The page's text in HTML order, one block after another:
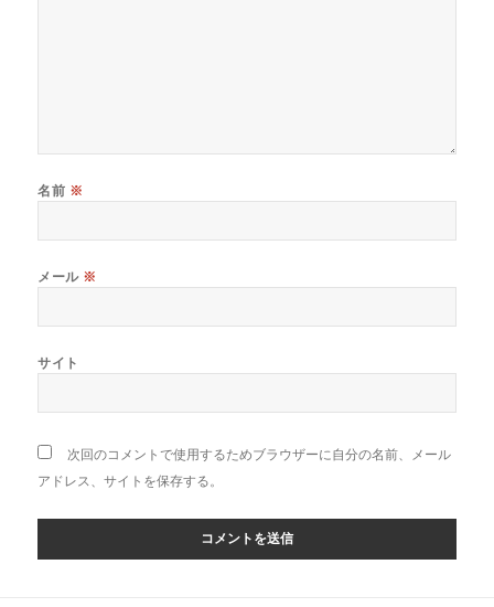
名前 ※
メール ※
サイト
次回のコメントで使用するためブラウザーに自分の名前、メール
アドレス、サイトを保存する。